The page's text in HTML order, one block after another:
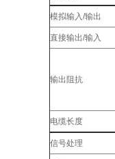
模拟输入/输出
直接输出/输入
输出阻抗
电缆长度
信号处理